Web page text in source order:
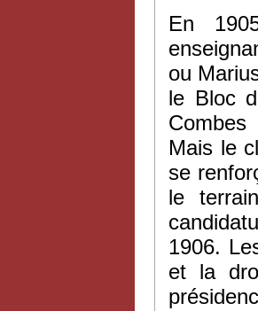
En
ou
le Bloc
Mais le
se
le
1906.
et la